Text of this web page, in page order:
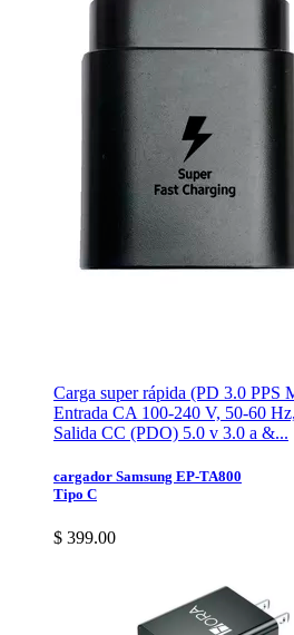
Carga super rápida (PD 3.0 PPS
Entrada CA 100-240 V, 50-60
Salida CC (PDO) 5.0 v 3.0 a &...
cargador Samsung EP-TA800
Tipo C
$ 399.00